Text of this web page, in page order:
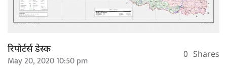
रिपोर्टर्स डेस्क
May 20, 2020 10:50 pm 0 Shares